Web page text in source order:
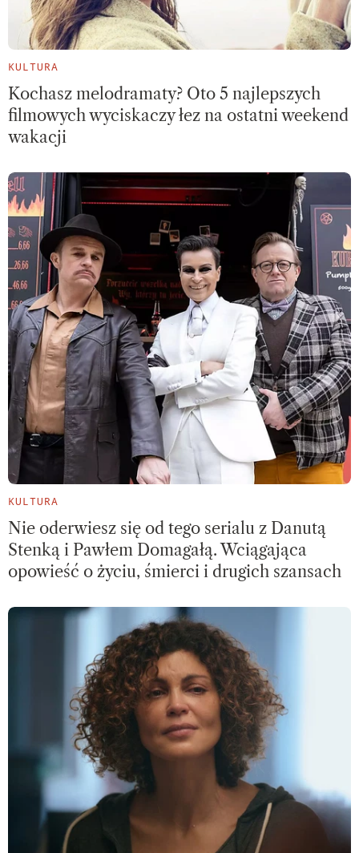
KULTURA
Kochasz melodramaty? Oto 5 najlepszych
filmowych wyciskaczy łez na ostatni weekend
wakacji
KULTURA
Nie oderwiesz się od tego serialu z Danutą
Stenką i Pawłem Domagałą. Wciągająca
opowieść o życiu, śmierci i drugich szansach